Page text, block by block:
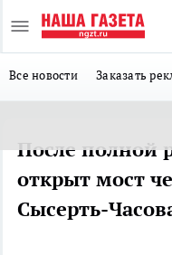
Все новости Заказать
После полной
открыт мост
Сысерть-